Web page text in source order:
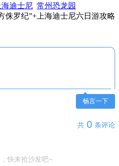
迪士尼 常州恐龙园
侏罗纪”+上海迪士尼六日游攻略
畅言一下
共 0 条评论
快来抢沙发吧~